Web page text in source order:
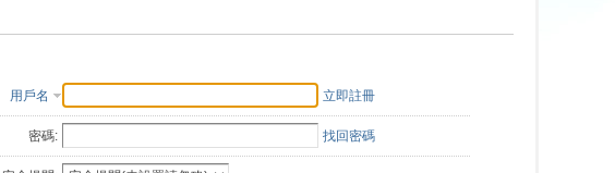
用戶名 立即註冊
密碼: 找回密碼